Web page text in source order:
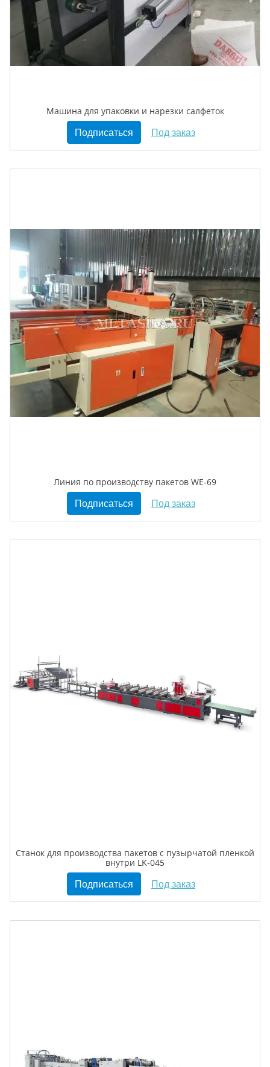
Машина для упаковки и нарезки салфеток
Подписаться Под заказ
Линия по производству пакетов WE-69
Подписаться Под заказ
Станок для производства пакетов с пузырчатой пленкой
внутри LK-045
Подписаться Под заказ